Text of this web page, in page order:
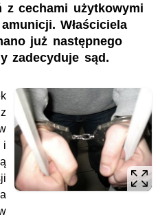
z cechami użytkowymi
Właściciela
już następnego
zadecyduje sąd.
i